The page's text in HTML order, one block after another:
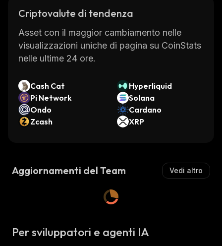
Criptovalute di tendenza
Asset con il maggior cambiamento nelle
visualizzazioni uniche di pagina su CoinStats
nelle ultime 24 ore.
Cash Cat
Hyperliquid
Pi Network
Solana
Ondo
Cardano
Zcash
XRP
Aggiornamenti del Team Vedi altro
Per sviluppatori e agenti IA